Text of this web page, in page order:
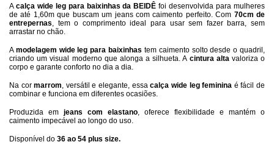
A calça wide leg para baixinhas da BEIDÊ foi desenvolvida para mulheres
de até 1,60m que buscam um jeans com caimento perfeito. Com 70cm de
entrepernas , tem o comprimento ideal para usar sem fazer barra, sem
arrastar no chão.
A modelagem wide leg para baixinhas tem caimento solto desde o quadril,
criando um visual moderno que alonga a silhueta. A cintura alta valoriza o
corpo e garante conforto no dia a dia.
Na cor marrom , versátil e elegante, essa calça wide leg feminina é fácil de
combinar e funciona em diferentes ocasiões.
Produzida em jeans com elastano , oferece flexibilidade e mantém o
caimento impecável ao longo do uso.
Disponível do 36 ao 54 plus size.